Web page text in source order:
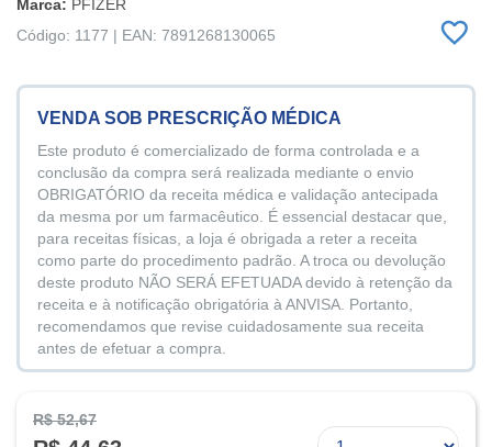
Marca: PFIZER
Código: 1177 | EAN: 7891268130065
VENDA SOB PRESCRIÇÃO MÉDICA
Este produto é comercializado de forma controlada e a
conclusão da compra será realizada mediante o envio
OBRIGATÓRIO da receita médica e validação antecipada
da mesma por um farmacêutico. É essencial destacar que,
para receitas físicas, a loja é obrigada a reter a receita
como parte do procedimento padrão. A troca ou devolução
deste produto NÃO SERÁ EFETUADA devido à retenção da
receita e à notificação obrigatória à ANVISA. Portanto,
recomendamos que revise cuidadosamente sua receita
antes de efetuar a compra.
R$ 52,67